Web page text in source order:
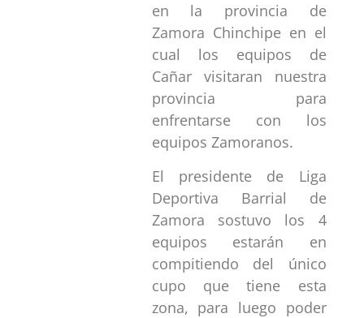
en la provincia de
Zamora Chinchipe en el
cual los equipos de
Cañar visitaran nuestra
provincia para
enfrentarse con los
equipos Zamoranos.
El presidente de Liga
Deportiva Barrial de
Zamora sostuvo los 4
equipos estarán en
compitiendo del único
cupo que tiene esta
zona, para luego poder